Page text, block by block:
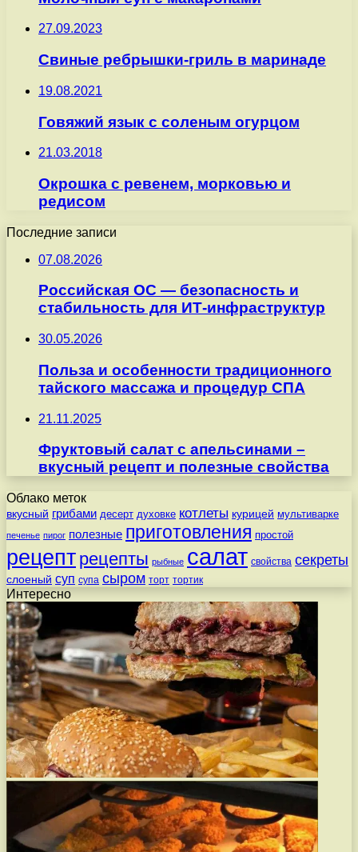
27.09.2023
Свиные ребрышки-гриль в маринаде
19.08.2021
Говяжий язык с соленым огурцом
21.03.2018
Окрошка с ревенем, морковью и
редисом
Последние записи
07.08.2026
Российская ОС — безопасность и
стабильность для ИТ-инфраструктур
30.05.2026
Польза и особенности традиционного
тайского массажа и процедур СПА
21.11.2025
Фруктовый салат с апельсинами –
вкусный рецепт и полезные свойства
Облако меток
вкусный грибами десерт духовке котлеты курицей мультиварке
печенье пирог полезные приготовления простой
рецепт рецепты рыбные салат свойства секреты
слоеный суп супа сыром торт тортик
Интересно